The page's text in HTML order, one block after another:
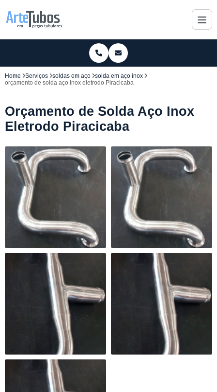
Home Serviços soldas em aço
solda em aço inox
orçamento de solda aço inox eletrodo Piracicaba
Orçamento de Solda Aço Inox
Eletrodo Piracicaba